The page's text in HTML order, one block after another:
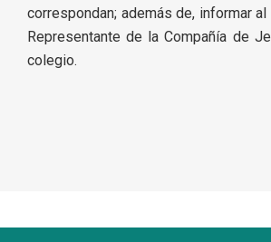
correspondan; además de, informar
Representante de la Compañía de
colegio.